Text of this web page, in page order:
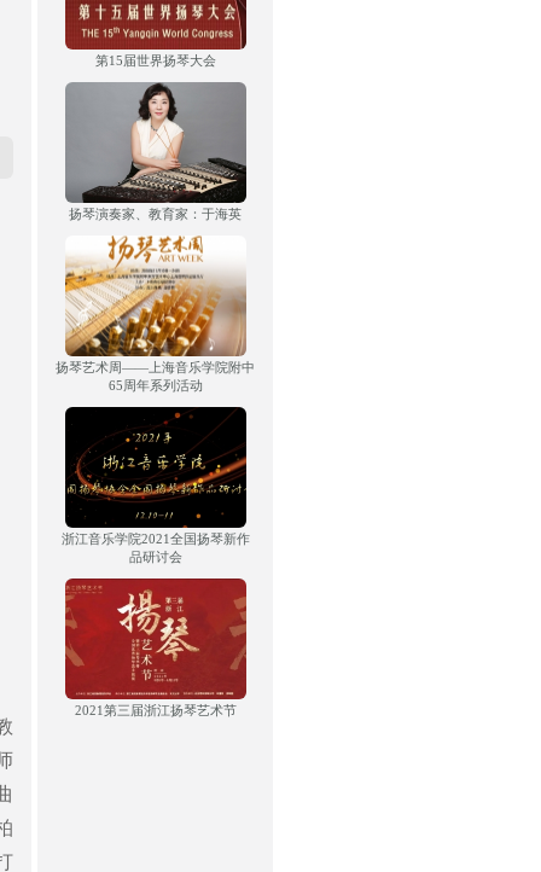
第15届世界扬琴大会
扬琴演奏家、教育家：于海英
扬琴艺术周——上海音乐学院附中
65周年系列活动
浙江音乐学院2021全国扬琴新作
品研讨会
2021第三届浙江扬琴艺术节